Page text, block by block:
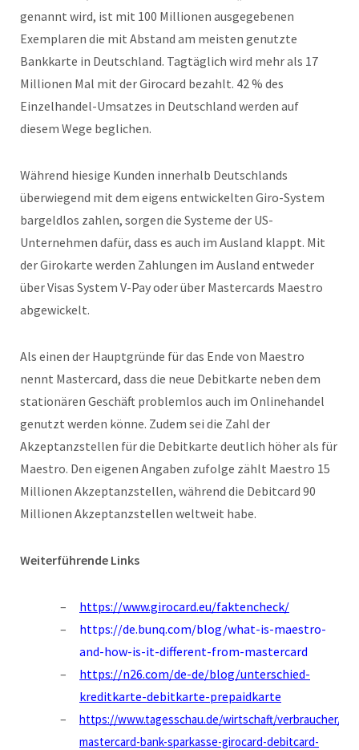
genannt wird, ist mit 100 Millionen ausgegebenen
Exemplaren die mit Abstand am meisten genutzte
Bankkarte in Deutschland. Tagtäglich wird mehr als 17
Millionen Mal mit der Girocard bezahlt. 42 % des
Einzelhandel-Umsatzes in Deutschland werden auf
diesem Wege beglichen.
Während hiesige Kunden innerhalb Deutschlands
überwiegend mit dem eigens entwickelten Giro-System
bargeldlos zahlen, sorgen die Systeme der US-
Unternehmen dafür, dass es auch im Ausland klappt. Mit
der Girokarte werden Zahlungen im Ausland entweder
über Visas System V-Pay oder über Mastercards Maestro
abgewickelt.
Als einen der Hauptgründe für das Ende von Maestro
nennt Mastercard, dass die neue Debitkarte neben dem
stationären Geschäft problemlos auch im Onlinehandel
genutzt werden könne. Zudem sei die Zahl der
Akzeptanzstellen für die Debitkarte deutlich höher als für
Maestro. Den eigenen Angaben zufolge zählt Maestro 15
Millionen Akzeptanzstellen, während die Debitcard 90
Millionen Akzeptanzstellen weltweit habe.
Weiterführende Links
https://www.girocard.eu/faktencheck/
https://de.bunq.com/blog/what-is-maestro-
and-how-is-it-different-from-mastercard
https://n26.com/de-de/blog/unterschied-
kreditkarte-debitkarte-prepaidkarte
https://www.tagesschau.de/wirtschaft/verbraucher/
mastercard-bank-sparkasse-girocard-debitcard-